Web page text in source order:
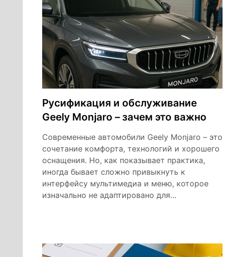
Русификация и обслуживание
Geely Monjaro – зачем это важно
Современные автомобили Geely Monjaro – это
сочетание комфорта, технологий и хорошего
оснащения. Но, как показывает практика,
иногда бывает сложно привыкнуть к
интерфейсу мультимедиа и меню, которое
изначально не адаптировано для…